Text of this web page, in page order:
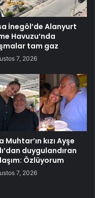
İnegöl’de Alanyurt
Havuzu’nda
tam gaz
7, 2026
Muhtar’ın kızı Ayşe
duygulandıran
Özlüyorum
7, 2026